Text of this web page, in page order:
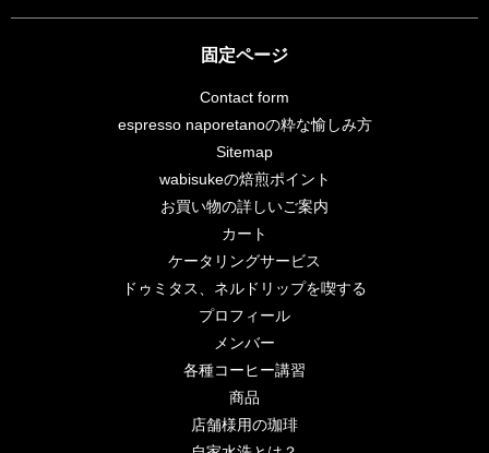
固定ページ
Contact form
espresso naporetanoの粋な愉しみ方
Sitemap
wabisukeの焙煎ポイント
お買い物の詳しいご案内
カート
ケータリングサービス
ドゥミタス、ネルドリップを喫する
プロフィール
メンバー
各種コーヒー講習
商品
店舗様用の珈琲